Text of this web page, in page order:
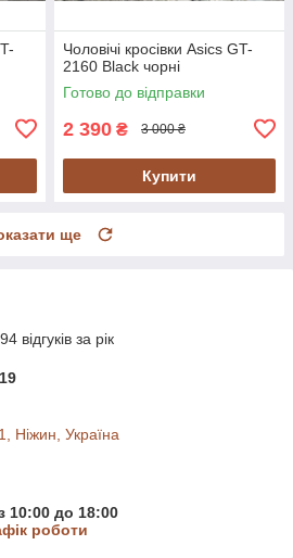
Чоловічі кросівки Asics GT-
2160 Black чорні
Готово до відправки
2 390 ₴ 3 000 ₴
Купити
ще
відгуків за рік
Ніжин, Україна
10:00 до 18:00
роботи